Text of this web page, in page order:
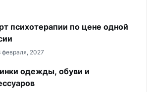
психотерапии по цене одной
февраля, 2027
одежды, обуви и